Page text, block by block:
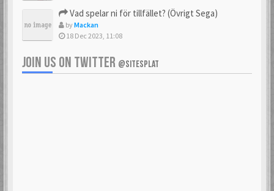
Vad spelar ni för tillfället? (Övrigt Sega)
byMackan
18 Dec 2023, 11:08
JOIN US ON TWITTER @SITESPLAT